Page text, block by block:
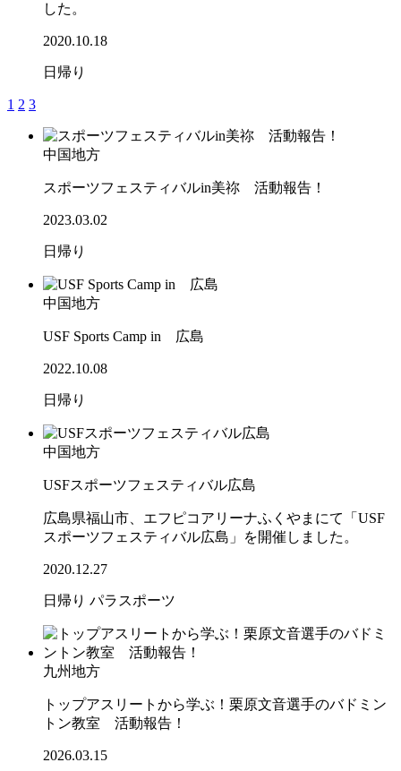
した。
2020.10.18
日帰り
1 2 3
中国地方
スポーツフェスティバルin美祢 活動報告！
2023.03.02
日帰り
中国地方
USF Sports Camp in 広島
2022.10.08
日帰り
中国地方
USFスポーツフェスティバル広島
広島県福山市、エフピコアリーナふくやまにて「USF
スポーツフェスティバル広島」を開催しました。
2020.12.27
日帰り パラスポーツ
九州地方
トップアスリートから学ぶ！栗原文音選手のバドミン
トン教室 活動報告！
2026.03.15